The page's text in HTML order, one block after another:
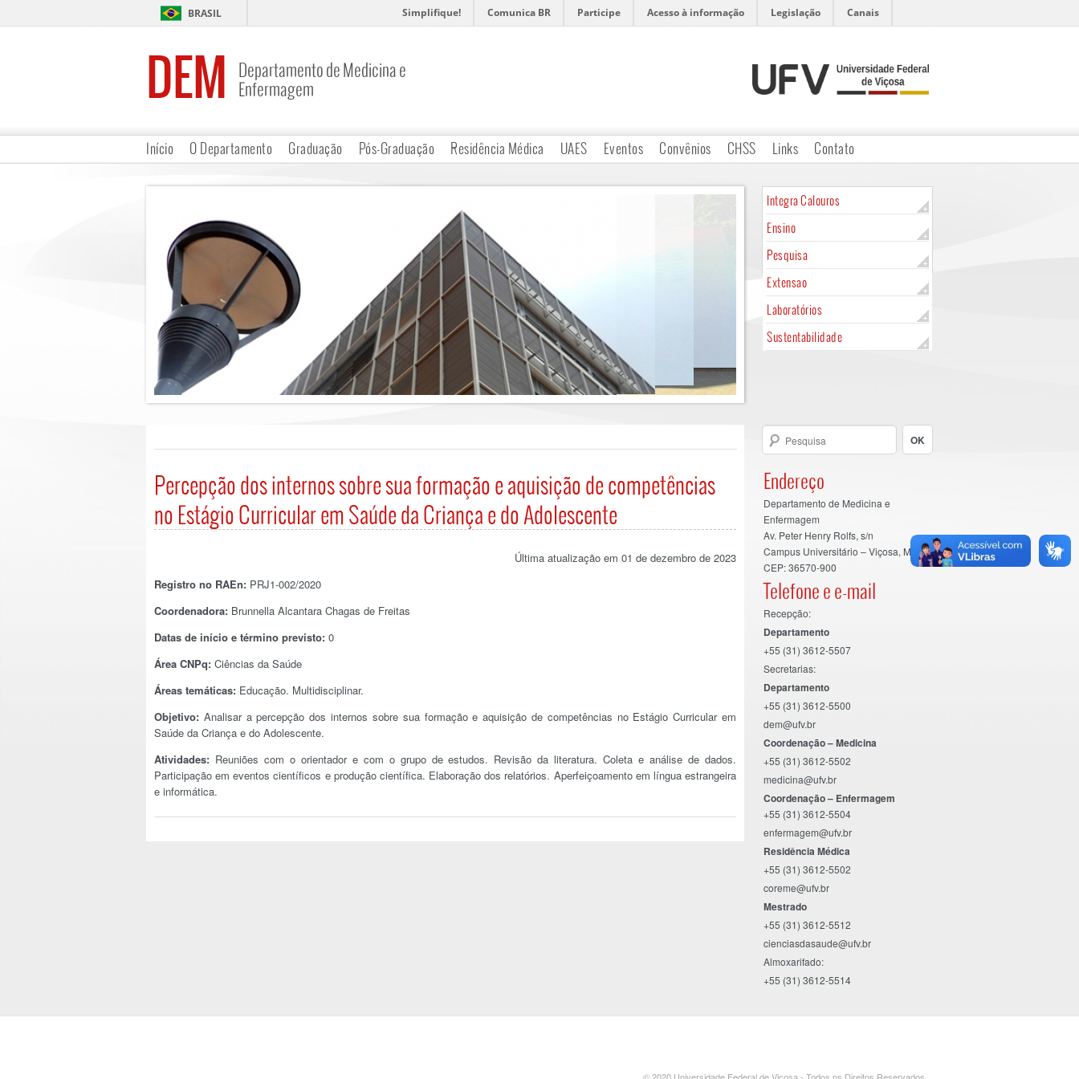
BRASIL Simplifique! Comunica BR Participe Acesso à informação Legislação Canais
DEM
Departamento de Medicina e
Enfermagem
Início O Departamento Graduação Pós-Graduação Residência Médica UAES Eventos Convênios CHSS Links Contato
Integra Calouros
Ensino
Pesquisa
Extensao
Laboratórios
Sustentabilidade
Endereço
Departamento de Medicina e
Enfermagem
Av. Peter Henry Rolfs, s/n
Campus Universitário – Viçosa, MG
CEP: 36570-900
Telefone e e-mail
Recepção:
Departamento
+55 (31) 3612-5507
Secretarias:
Departamento
+55 (31) 3612-5500
dem@ufv.br
Coordenação – Medicina
+55 (31) 3612-5502
medicina@ufv.br
Coordenação – Enfermagem
+55 (31) 3612-5504
enfermagem@ufv.br
Residência Médica
+55 (31) 3612-5502
coreme@ufv.br
Mestrado
+55 (31) 3612-5512
cienciasdasaude@ufv.br
Almoxarifado:
+55 (31) 3612-5514
Percepção dos internos sobre sua formação e aquisição de competências
no Estágio Curricular em Saúde da Criança e do Adolescente
Última atualização em 01 de dezembro de 2023
Registro no RAEn: PRJ1-002/2020
Coordenadora: Brunnella Alcantara Chagas de Freitas
Datas de início e término previsto: 0
Área CNPq: Ciências da Saúde
Áreas temáticas: Educação. Multidisciplinar.
Objetivo: Analisar a percepção dos internos sobre sua formação e aquisição de competências no Estágio Curricular em
Saúde da Criança e do Adolescente.
Atividades: Reuniões com o orientador e com o grupo de estudos. Revisão da literatura. Coleta e análise de dados.
Participação em eventos científicos e produção científica. Elaboração dos relatórios. Aperfeiçoamento em língua estrangeira
e informática.